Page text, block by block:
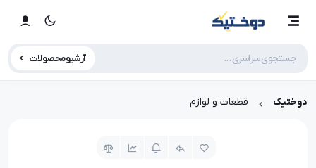
آرشیو محصولات
دوختیک قطعات و لوازم